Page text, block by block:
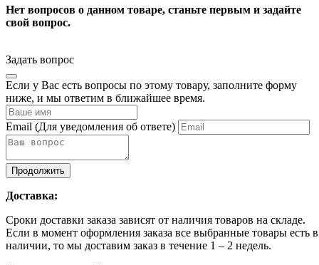
Нет вопросов о данном товаре, станьте первым и задайте
свой вопрос.
Задать вопрос
Если у Вас есть вопросы по этому товару, заполните форму
ниже, и мы ответим в ближайшее время.
Email (Для уведомления об ответе)
Продолжить
Доставка:
Сроки доставки заказа зависят от наличия товаров на складе.
Если в момент оформления заказа все выбранные товары есть в
наличии, то мы доставим заказ в течение 1 – 2 недель.